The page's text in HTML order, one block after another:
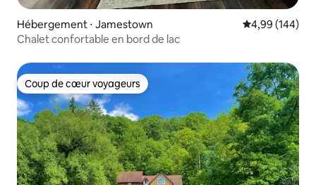
Hébergement ⋅ Jamestown Évaluation
4,99 (144)
Chalet confortable en bord de lac
Coup de cœur voyageurs
Coup de cœur voyageurs